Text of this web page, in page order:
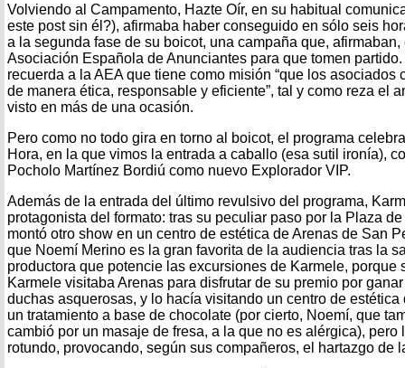
Volviendo al Campamento, Hazte Oír, en su habitual
este post sin él?), afirmaba haber conseguido en sólo seis
a la segunda fase de su boicot, una campaña que,
Asociación Española de Anunciantes para que tomen
recuerda a la AEA que tiene como misión “que los asociados
de manera ética, responsable y eficiente”, tal y como reza el
visto en más de una ocasión.
Pero como no todo gira en torno al boicot, el programa
Hora, en la que vimos la entrada a caballo (esa sutil ironía),
Pocholo Martínez Bordiú como nuevo Explorador VIP.
Además de la entrada del último revulsivo del programa,
protagonista del formato: tras su peculiar paso por la Plaza
montó otro show en un centro de estética de Arenas de San
que Noemí Merino es la gran favorita de la audiencia tras la
productora que potencie las excursiones de Karmele, porque
Karmele visitaba Arenas para disfrutar de su premio por
duchas asquerosas, y lo hacía visitando un centro de
un tratamiento a base de chocolate (por cierto, Noemí, que
cambió por un masaje de fresa, a la que no es alérgica), pero
rotundo, provocando, según sus compañeros, el hartazgo de